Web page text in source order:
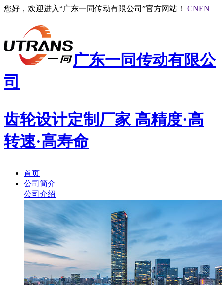
您好，欢迎进入“广东一同传动有限公司”官方网站！ CNEN
广东一同传动有限公
司
齿轮设计定制厂家 高精度·高
转速·高寿命
首页
公司简介
公司介绍